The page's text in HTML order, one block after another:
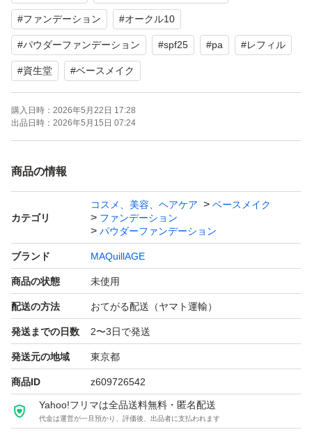
【SPF/PA】SPF25 PA+++
【その他】やわらかフィットスポンジ付き
#ファンデーション #オークル10
#パウダーファンデーション #spf25 #pa #レフィル
#資生堂 #ベースメイク
購入日時： 2026年5月22日 17:28
出品日時： 2026年5月15日 07:24
商品の情報
カテゴリ
コスメ、美容、ヘアケア
ベースメイク
ファンデーション
パウダーファンデーション
ブランド MAQuillAGE
商品の状態 未使用
配送の方法 おてがる配送（ヤマト運輸）
発送までの日数 2〜3日で発送
発送元の地域 東京都
商品ID z609726542
Yahoo!フリマは全品送料無料・匿名配送
代金は運営が一旦預かり、評価後、出品者に支払われます